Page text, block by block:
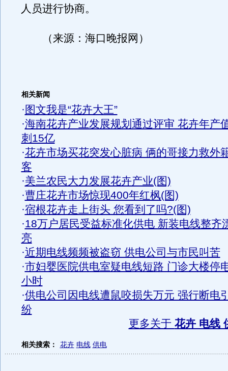
人员进行协商。
（来源：海口晚报网）
相关新闻
· 图文我是“花卉大王”
·海南花卉产业发展规划通过评审 花卉年产
刺15亿
·花卉市场买花突发心脏病 俩的哥接力救外
客
·美兰农民大力发展花卉产业(图)
·曹庄花卉市场惊现400年红枫(图)
·宿根花卉走上街头 您看到了吗?(图)
·18万户居民受益标准化供电 新装电线整齐
亮
·近期电线频频被盗窃 供电公司与市民叫苦
·市妇婴医院供电室疑电线短路 门诊大楼停
小时
·供电公司因电线遭鼠咬损失万元 强行断电
纷
更多关于 花卉 电线
相关搜索： 花卉 电线 供电